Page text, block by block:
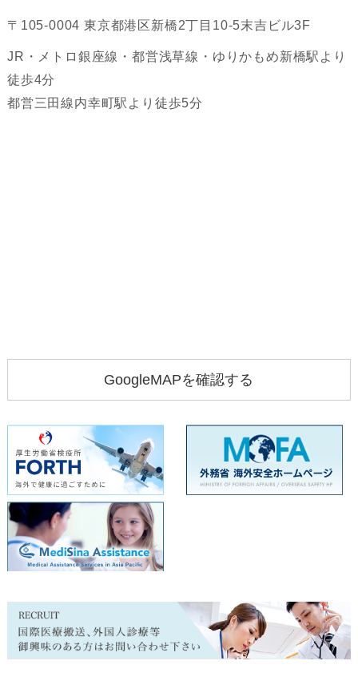
〒105-0004 東京都港区新橋2丁目10-5末吉ビル3F
JR・メトロ銀座線・都営浅草線・ゆりかもめ新橋駅より
徒歩4分
都営三田線内幸町駅より徒歩5分
GoogleMAPを確認する